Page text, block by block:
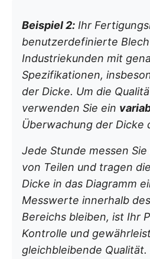
Beispiel 2: Ihr
benutzerdefinierte
Industriekunden mit
Spezifikationen,
der Dicke. Um die
verwenden Sie ein
Überwachung der Dicke
Jede Stunde messen
von Teilen und tragen
Dicke in das Diagramm
Messwerte innerhalb
Bereichs bleiben, ist Ihr
Kontrolle und
gleichbleibende Qualität.